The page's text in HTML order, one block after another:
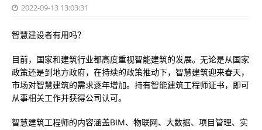
2022-09-13 13:03:31
智慧建设者有用吗？
目前，国家和建筑行业都高度重视智能建筑的发展。无论是从国家
政策还是到地方政府，在持续的政策推动下，智慧建筑迎来春天，
市场对智慧建筑的需求逐年增加。持有智能建筑工程师证书，即可
从事相关工作并获得公司认可。
智慧建筑工程师的内容涵盖BIM、物联网、大数据、项目管理、实